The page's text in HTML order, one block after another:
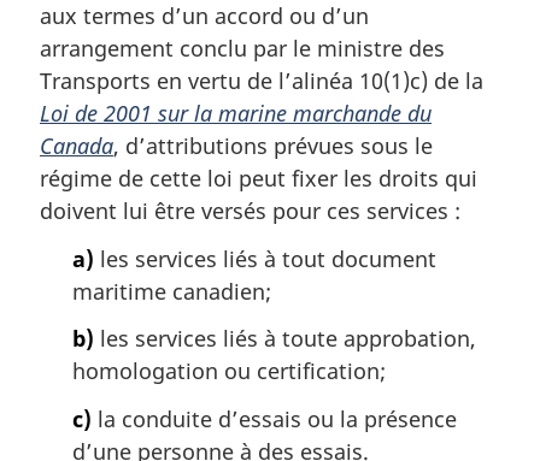
aux termes d’un accord ou d’un
arrangement conclu par le ministre des
Transports en vertu de l’alinéa 10(1)c) de la
Loi de 2001 sur la marine marchande du
Canada, d’attributions prévues sous le
régime de cette loi peut fixer les droits qui
doivent lui être versés pour ces services :
a) les services liés à tout document
maritime canadien;
b) les services liés à toute approbation,
homologation ou certification;
c) la conduite d’essais ou la présence
d’une personne à des essais.